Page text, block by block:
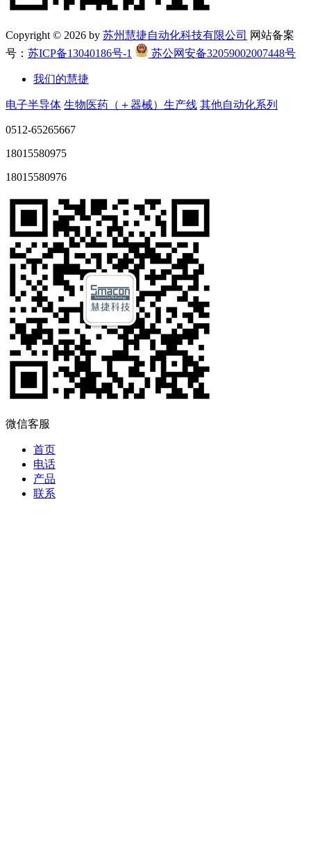
Copyright © 2026 by 苏州慧捷自动化科技有限公司 网站备案
号： 苏ICP备13040186号-1 苏公网安备32059002007448号
我们的慧捷
电子半导体 生物医药（＋器械）生产线 其他自动化系列
0512-65265667
18015580975
18015580976
微信客服
首页
电话
产品
联系